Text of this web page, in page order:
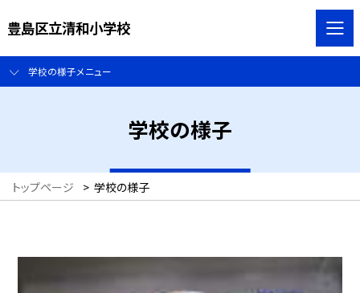
豊島区立清和小学校
学校の様子メニュー
学校の様子
トップページ > 学校の様子